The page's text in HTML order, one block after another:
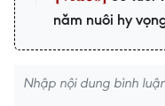
năm nuôi hy